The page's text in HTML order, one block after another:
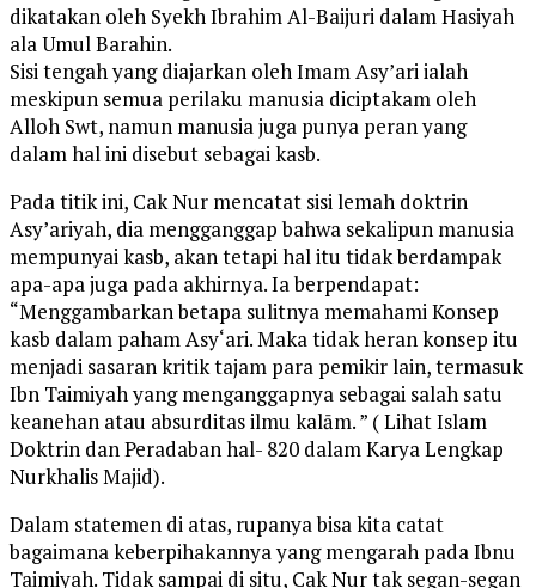
dikatakan oleh Syekh Ibrahim Al-Baijuri dalam Hasiyah
ala Umul Barahin.
Sisi tengah yang diajarkan oleh Imam Asy’ari ialah
meskipun semua perilaku manusia diciptakam oleh
Alloh Swt, namun manusia juga punya peran yang
dalam hal ini disebut sebagai kasb.
Pada titik ini, Cak Nur mencatat sisi lemah doktrin
Asy’ariyah, dia mengganggap bahwa sekalipun manusia
mempunyai kasb, akan tetapi hal itu tidak berdampak
apa-apa juga pada akhirnya. Ia berpendapat:
“Menggambarkan betapa sulitnya memahami Konsep
kasb dalam paham Asy‘ari. Maka tidak heran konsep itu
menjadi sasaran kritik tajam para pemikir lain, termasuk
Ibn Taimiyah yang menganggapnya sebagai salah satu
keanehan atau absurditas ilmu kalām. ” ( Lihat Islam
Doktrin dan Peradaban hal- 820 dalam Karya Lengkap
Nurkhalis Majid).
Dalam statemen di atas, rupanya bisa kita catat
bagaimana keberpihakannya yang mengarah pada Ibnu
Taimiyah. Tidak sampai di situ, Cak Nur tak segan-segan